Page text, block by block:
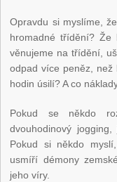
Opravdu si myslíme,
hromadné třídění? Že
věnujeme na třídění,
odpad více peněz, než
hodin úsilí? A co
Pokud se někdo
dvouhodinový
Pokud si někdo
usmíří démony
jeho víry.